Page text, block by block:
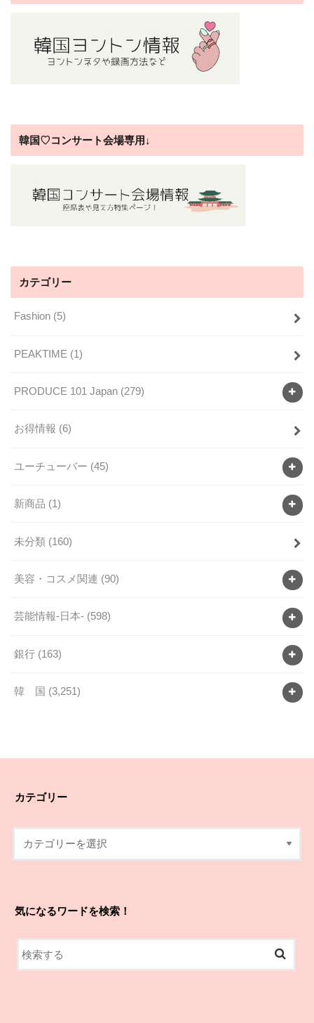
韓国♡コンサート会場専用↓
カテゴリー
Fashion (5)
PEAKTIME (1)
PRODUCE 101 Japan (279)
お得情報 (6)
ユーチューバー (45)
新商品 (1)
未分類 (160)
美容・コスメ関連 (90)
芸能情報-日本- (598)
銀行 (163)
韓 国 (3,251)
カテゴリー
気になるワードを検索！